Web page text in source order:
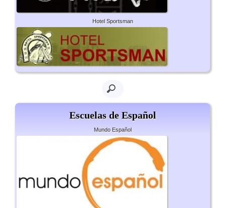
Hotel Sportsman
Escuelas de Español
Mundo Español